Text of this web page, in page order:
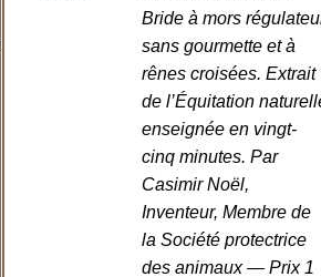
Bride à mors
sans gourmette et à
rênes croisées. Extrait
de l’Équitation
enseignée en vingt-
cinq minutes. Par
Casimir Noël,
Inventeur, Membre de
la Société protectrice
des animaux — Prix 1